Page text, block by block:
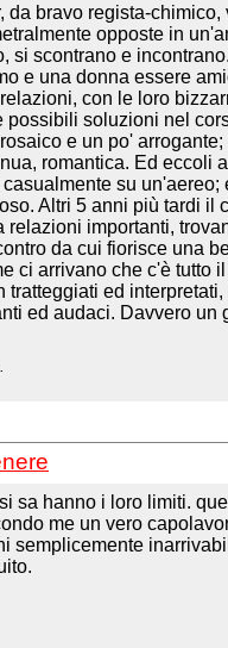
da bravo regista-
opposte in
si scontrano e
e una donna essere
con le loro
possibili soluzioni nel
e un po'
romantica. Ed eccoli
su
Altri 5 anni più tardi il
relazioni importanti,
da cui fiorisce una
ci arrivano che c'è tutto
tratteggiati ed
ed audaci. Davvero un
sa hanno i loro limiti.
me un vero
semplicemente